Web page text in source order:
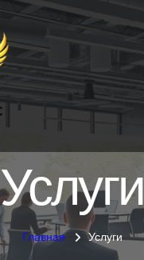
Услуги
Главная Услуги